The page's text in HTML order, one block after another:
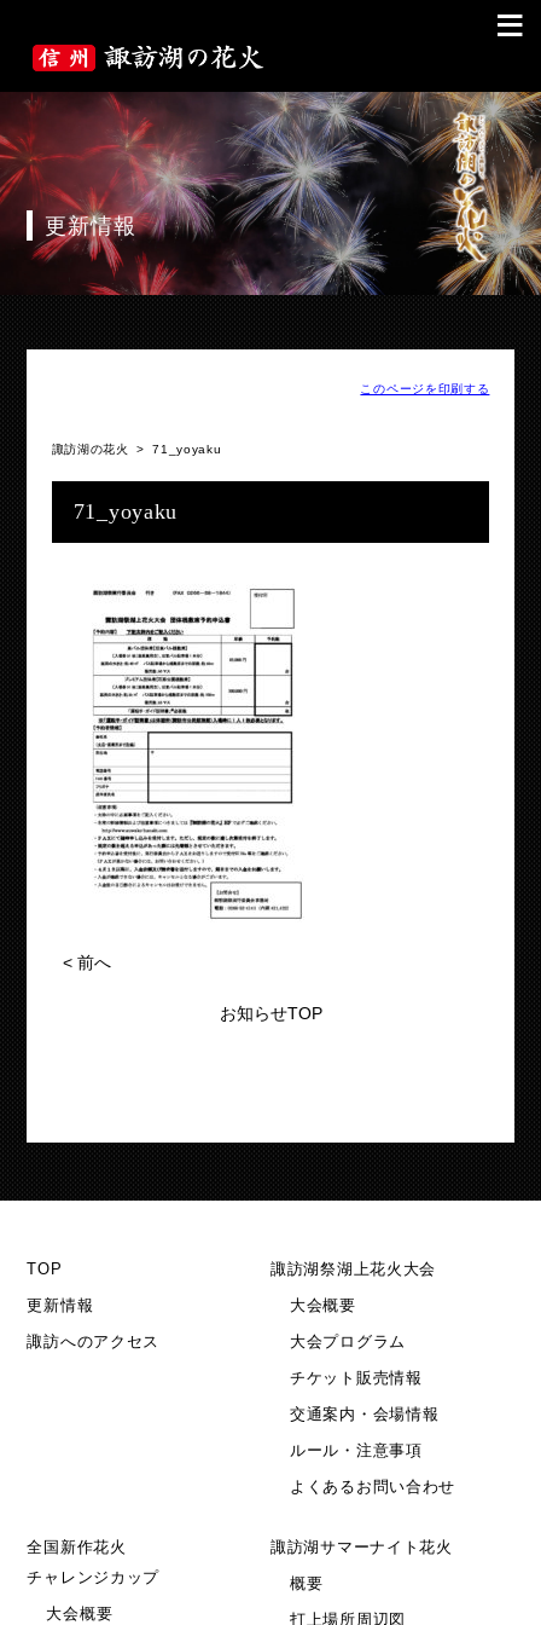
≡
更新情報
このページを印刷する
諏訪湖の花火 >71_yoyaku
71_yoyaku
<前へ
お知らせTOP
TOP
更新情報
諏訪へのアクセス
諏訪湖祭湖上花火大会
大会概要
大会プログラム
チケット販売情報
交通案内・会場情報
ルール・注意事項
よくあるお問い合わせ
全国新作花火
チャレンジカップ
大会概要
諏訪湖サマーナイト花火
概要
打上場所周辺図